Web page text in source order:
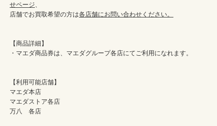
せページ
店舗でお買取希望の方は各店舗にお問い合わせください。
【商品詳細】
・マエダ商品券は、マエダグループ各店にてご利用になれます。
【利用可能店舗】
マエダ本店
マエダストア各店
万八　各店